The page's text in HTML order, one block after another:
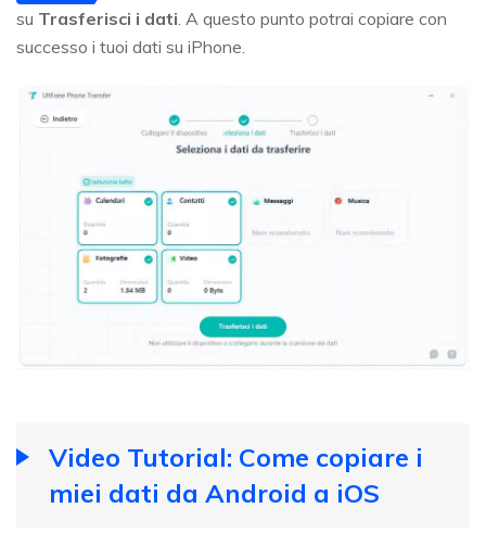
su Trasferisci i dati . A questo punto potrai copiare con
successo i tuoi dati su iPhone.
Video Tutorial: Come copiare i
miei dati da Android a iOS